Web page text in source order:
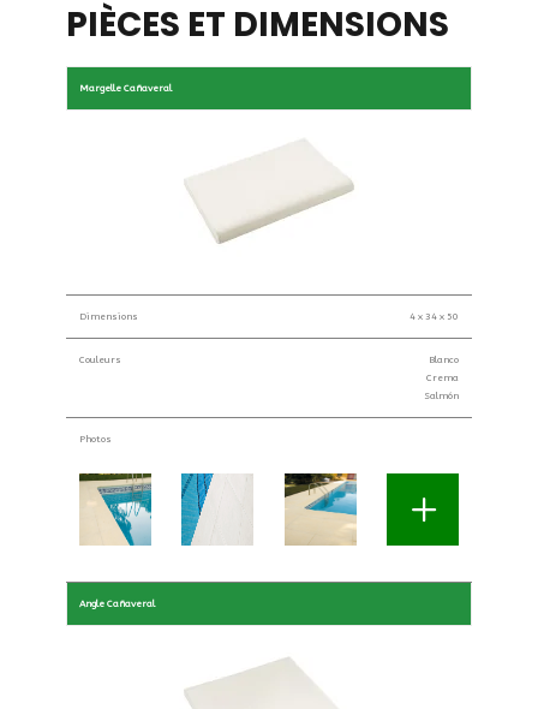
PIÈCES ET DIMENSIONS
Margelle Cañaveral
Dimensions 4 x 34 x 50
Couleurs
Blanco
Crema
Salmón
Photos
Angle Cañaveral